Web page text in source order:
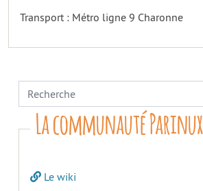
Transport : Métro ligne 9 Charonne
La communauté Parinux
Le wiki